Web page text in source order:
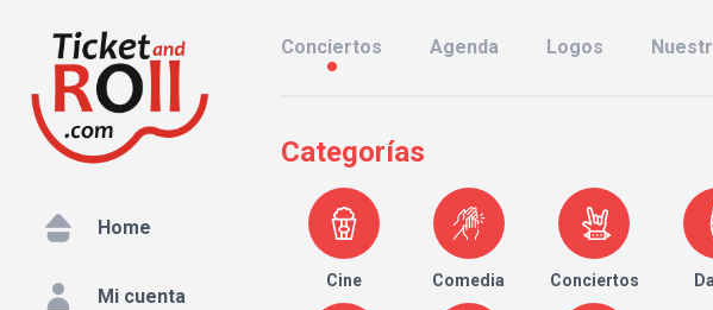
Home
Mi cuenta
Conciertos Agenda Logos
Categorías
Cine Comedia Conciertos